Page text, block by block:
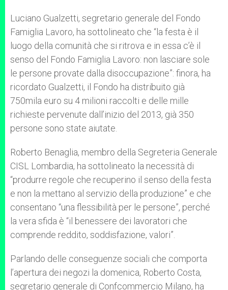
Luciano Gualzetti, segretario generale del Fondo
Famiglia Lavoro, ha sottolineato che “la festa è il
luogo della comunità che si ritrova e in essa c’è il
senso del Fondo Famiglia Lavoro: non lasciare sole
le persone provate dalla disoccupazione”: finora, ha
ricordato Gualzetti, il Fondo ha distribuito già
750mila euro su 4 milioni raccolti e delle mille
richieste pervenute dall’inizio del 2013, già 350
persone sono state aiutate.
Roberto Benaglia, membro della Segreteria Generale
CISL Lombardia, ha sottolineato la necessità di
“produrre regole che recuperino il senso della festa
e non la mettano al servizio della produzione” e che
consentano “una flessibilità per le persone”, perché
la vera sfida è “il benessere dei lavoratori che
comprende reddito, soddisfazione, valori”.
Parlando delle conseguenze sociali che comporta
l’apertura dei negozi la domenica, Roberto Costa,
segretario generale di Confcommercio Milano, ha